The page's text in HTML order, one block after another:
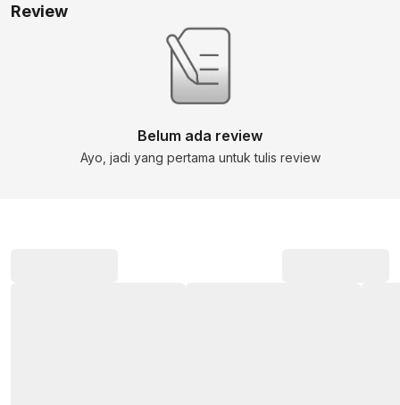
Review
Belum ada review
Ayo, jadi yang pertama untuk tulis review